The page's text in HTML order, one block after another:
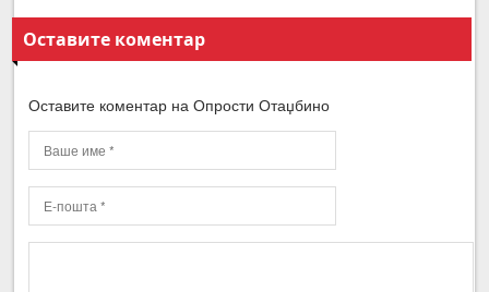
Оставите коментар
Оставите коментар на Опрости Отаџбино